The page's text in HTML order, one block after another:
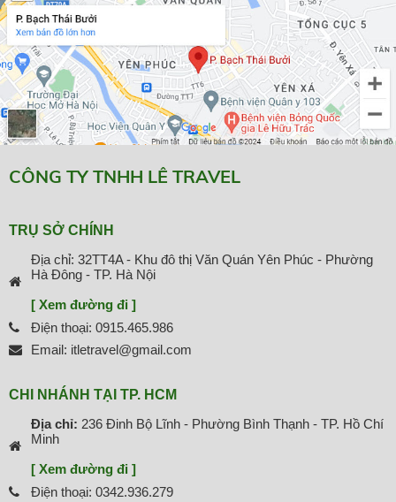
CÔNG TY TNHH LÊ TRAVEL
TRỤ SỞ CHÍNH
Địa chỉ: 32TT4A - Khu đô thị Văn Quán Yên Phúc - Phường
Hà Đông - TP. Hà Nội
[ Xem đường đi ]
Điện thoại: 0915.465.986
Email: itletravel@gmail.com
CHI NHÁNH TẠI TP. HCM
Địa chỉ: 236 Đinh Bộ Lĩnh - Phường Bình Thạnh - TP. Hồ Chí
Minh
[ Xem đường đi ]
Điện thoại: 0342.936.279